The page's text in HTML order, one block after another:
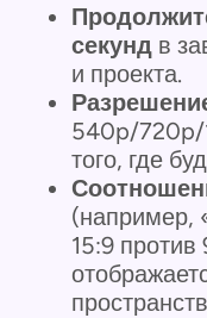
секунд в
и проекта.
540p/720p/
того, где
(например,
15:9 против